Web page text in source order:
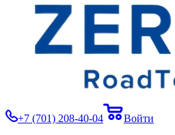
+7 (701) 208-40-04
Войти